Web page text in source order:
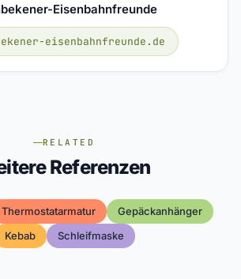
Eisenbahnfreunde
eisenbahnfreunde.de
RELATED
Referenzen
Thermostatarmatur
Gepäckanhänger
Kebab
Schleifmaske